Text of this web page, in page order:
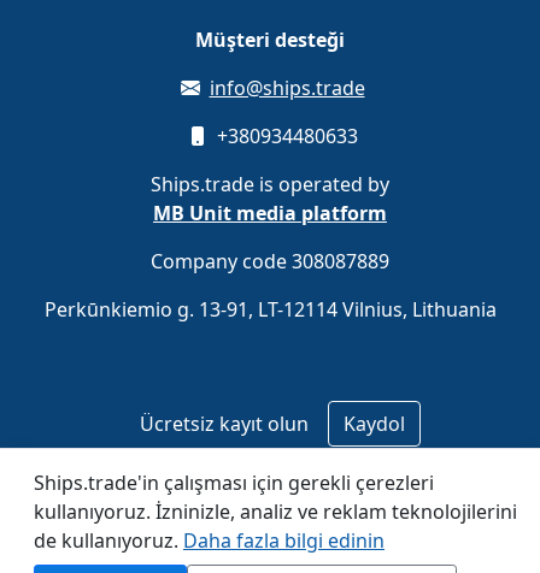
Müşteri desteği
info@ships.trade
+380934480633
Ships.trade is operated by
MB Unit media platform
Company code 308087889
Perkūnkiemio g. 13-91, LT-12114 Vilnius, Lithuania
Ücretsiz kayıt olun Kaydol
© 2020–2026 Ships.trade. Operated by
MB Unit media
platform
Ships.trade'in çalışması için gerekli çerezleri
kullanıyoruz. İzninizle, analiz ve reklam teknolojilerini
de kullanıyoruz. Daha fazla bilgi edinin